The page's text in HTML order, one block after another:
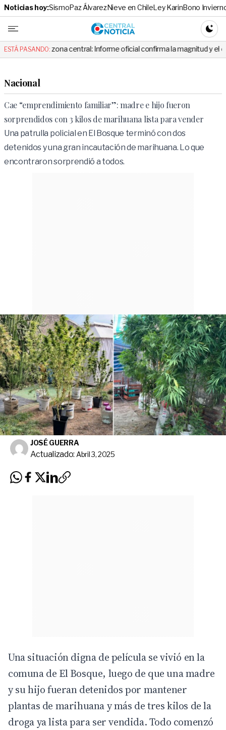
Noticias hoy:SismoPaz ÁlvarezNieve en ChileLey KarinBono
Central
ESTÁ PASANDO:
zona central: Informe oficial confirma la magnitud y el origen del
Nacional
Cae “emprendimiento familiar”: madre e hijo fueron
sorprendidos con 3 kilos de marihuana lista para vender
Una patrulla policial en El Bosque terminó con dos
detenidos y una gran incautación de marihuana. Lo que
encontraron sorprendió a todos.
JOSÉ GUERRA
Actualizado: Abril 3, 2025
Una situación digna de película se vivió en la
comuna de El Bosque, luego de que una madre
y su hijo fueran detenidos por mantener
plantas de marihuana y más de tres kilos de la
droga ya lista para ser vendida. Todo comenzó